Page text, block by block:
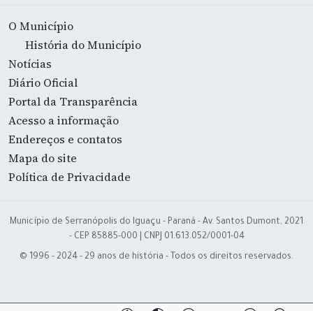
O Município
História do Município
Notícias
Diário Oficial
Portal da Transparência
Acesso a informação
Endereços e contatos
Mapa do site
Política de Privacidade
Município de Serranópolis do Iguaçu - Paraná - Av. Santos Dumont, 2021
- CEP 85885-000 | CNPJ 01.613.052/0001-04
© 1996 - 2024 - 29 anos de história - Todos os direitos reservados.